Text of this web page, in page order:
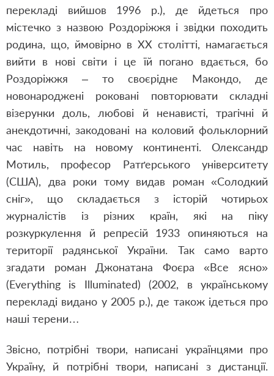
перекладі вийшов 1996 р.), де йдеться про
містечко з назвою Роздоріжжя і звідки походить
родина, що, ймовірно в ХХ столітті, намагається
вийти в нові світи і це їй погано вдається, бо
Роздоріжжя – то своєрідне Макондо, де
новонароджені роковані повторювати складні
візерунки доль, любові й ненависті, трагічні й
анекдотичні, закодовані на коловий фольклорний
час навіть на новому континенті. Олександр
Мотиль, професор Ратґерського університету
(США), два роки тому видав роман «Солодкий
сніг», що складається з історій чотирьох
журналістів із різних країн, які на піку
розкуркулення й репресій 1933 опиняються на
території радянської України. Так само варто
згадати роман Джонатана Фоєра «Все ясно»
(Everything is Illuminated) (2002, в українському
перекладі видано у 2005 р.), де також ідеться про
наші терени…
Звісно, потрібні твори, написані українцями про
Україну, й потрібні твори, написані з дистанції.